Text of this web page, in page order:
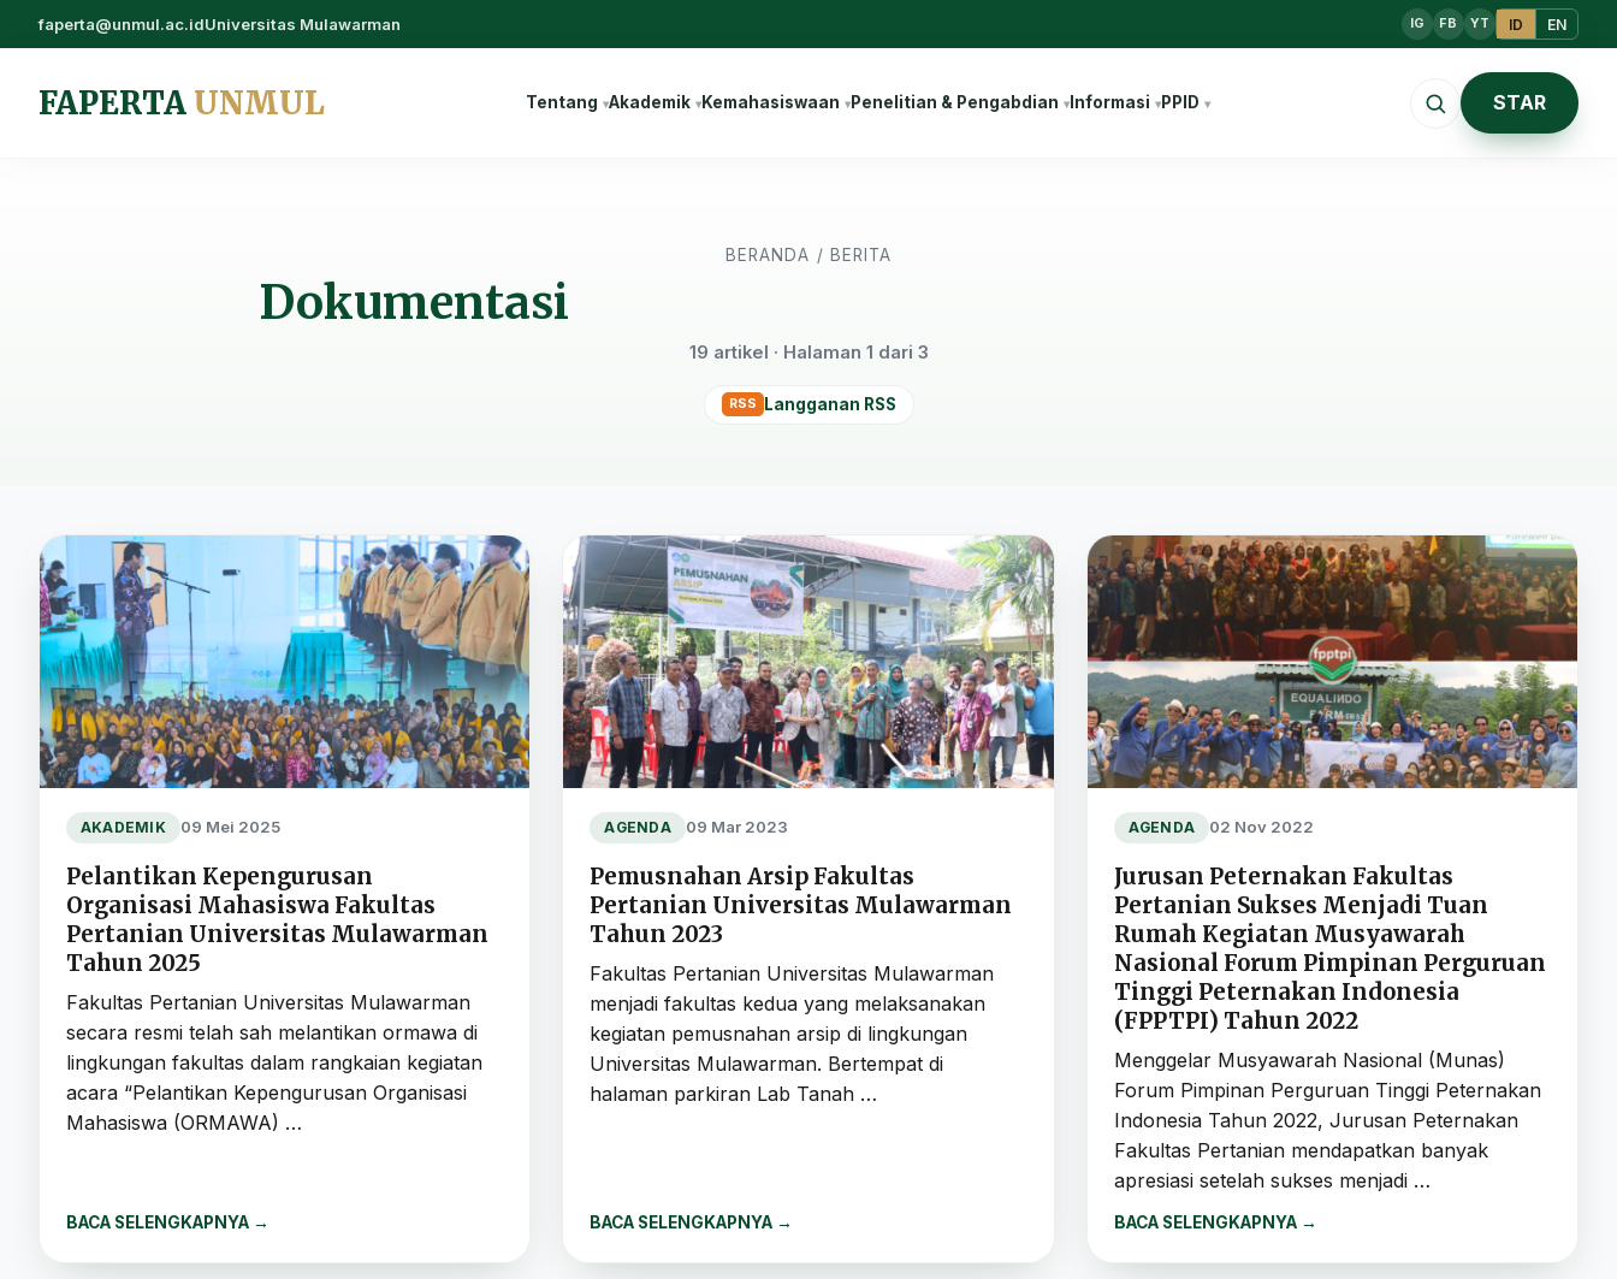
faperta@unmul.ac.idUniversitas Mulawarman IG FB YT ID EN
FAPERTA UNMUL Tentang Akademik Kemahasiswaan Penelitian & Pengabdian Informasi PPID STAR
BERANDA / BERITA
Dokumentasi
19 artikel · Halaman 1 dari 3
Langganan RSS
AKADEMIK 09 Mei 2025
Pelantikan Kepengurusan
Organisasi Mahasiswa Fakultas
Pertanian Universitas Mulawarman
Tahun 2025
Fakultas Pertanian Universitas Mulawarman
secara resmi telah sah melantikan ormawa di
lingkungan fakultas dalam rangkaian kegiatan
acara “Pelantikan Kepengurusan Organisasi
Mahasiswa (ORMAWA) …
BACA SELENGKAPNYA →
AGENDA 09 Mar 2023
Pemusnahan Arsip Fakultas
Pertanian Universitas Mulawarman
Tahun 2023
Fakultas Pertanian Universitas Mulawarman
menjadi fakultas kedua yang melaksanakan
kegiatan pemusnahan arsip di lingkungan
Universitas Mulawarman. Bertempat di
halaman parkiran Lab Tanah …
BACA SELENGKAPNYA →
AGENDA 02 Nov 2022
Jurusan Peternakan Fakultas
Pertanian Sukses Menjadi Tuan
Rumah Kegiatan Musyawarah
Nasional Forum Pimpinan Perguruan
Tinggi Peternakan Indonesia
(FPPTPI) Tahun 2022
Menggelar Musyawarah Nasional (Munas)
Forum Pimpinan Perguruan Tinggi Peternakan
Indonesia Tahun 2022, Jurusan Peternakan
Fakultas Pertanian mendapatkan banyak
apresiasi setelah sukses menjadi …
BACA SELENGKAPNYA →